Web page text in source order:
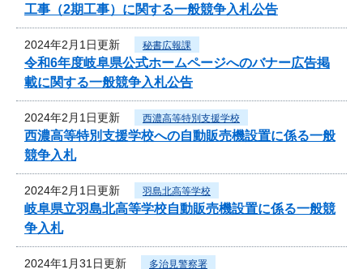
工事（2期工事）に関する一般競争入札公告
2024年2月1日更新 秘書広報課
令和6年度岐阜県公式ホームページへのバナー広告掲
載に関する一般競争入札公告
2024年2月1日更新 西濃高等特別支援学校
西濃高等特別支援学校への自動販売機設置に係る一般
競争入札
2024年2月1日更新 羽島北高等学校
岐阜県立羽島北高等学校自動販売機設置に係る一般競
争入札
2024年1月31日更新 多治見警察署